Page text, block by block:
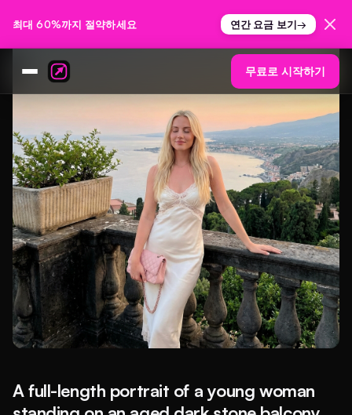
최대 60%까지 절약하세요 연간 요금 보기→
무료로 시작하기
A full-length portrait of a young woman